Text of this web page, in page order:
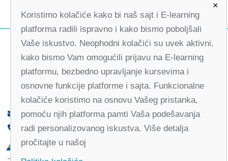
office@partners-serbia.org
(+381 11) 32 31 551, (+381 11) 32 31 552
Kralja Milana 10, 11000 Beograd, Srbija
×
Koristimo kolačiće kako bi naš sajt i E-learning
platforma radili ispravno i kako bismo poboljšali
Vaše iskustvo. Neophodni kolačići su uvek aktivni,
kako bismo Vam omogućili prijavu na E-learning
platformu, bezbedno upravljanje kursevima i
osnovne funkcije platforme i sajta. Funkcionalne
kolačiće koristimo na osnovu Vašeg pristanka,
pomoću njih platforma pamti Vaša podešavanja
radi personalizovanog iskustva. Više detalja
pročitajte u našoj